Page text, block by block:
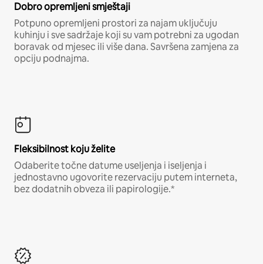
Dobro opremljeni smještaji
Potpuno opremljeni prostori za najam uključuju
kuhinju i sve sadržaje koji su vam potrebni za ugodan
boravak od mjesec ili više dana. Savršena zamjena za
opciju podnajma.
Fleksibilnost koju želite
Odaberite točne datume useljenja i iseljenja i
jednostavno ugovorite rezervaciju putem interneta,
bez dodatnih obveza ili papirologije.*